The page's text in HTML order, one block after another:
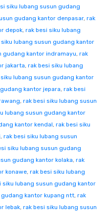
siku lubang susun gudang
gudang kantor denpasar, rak
depok, rak besi siku lubang
lubang susun gudang kantor
gudang kantor indramayu, rak
jakarta, rak besi siku lubang
lubang susun gudang kantor
kantor jepara, rak besi
, rak besi siku lubang susun
lubang susun gudang kantor
kantor kendal, rak besi siku
, rak besi siku lubang susun
siku lubang susun gudang
gudang kantor kolaka, rak
konawe, rak besi siku lubang
siku lubang susun gudang kantor
kantor kupang ntt, rak
lebak, rak besi siku lubang susun